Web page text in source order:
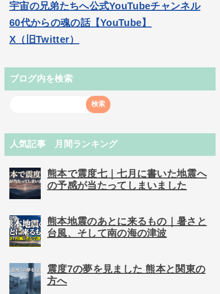
宇宙の兄弟たちへ公式YouTubeチャンネル
60代からの魂の話【YouTube】
X（旧Twitter）
ブログ内を検索
人気記事 月間ランキング
熊本で震度七｜七月に書いた地震へ
の予感が当たってしまいました
熊本地震のあとに来るもの｜暑さと
台風、そして南の海の津波
震度7の夢を見ました 熊本と関東の
方へ